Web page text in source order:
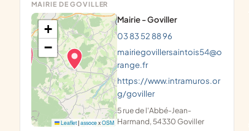
MAIRIE DE GOVILLER
+
−
Leaflet|assocexOSM
Mairie - Goviller
03 83 52 88 96
mairiegovillersaintois54@o
range.fr
https://www.intramuros.or
g/goviller
5 rue de l'Abbé-Jean-
Harmand, 54330 Goviller